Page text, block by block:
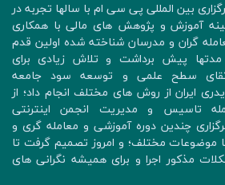
بین المللی پی سی ام با سالها تجربه در
آموزش و پژوهش های مالی با همکاری
گران و مدرسان شناخته شده اولین قدم
مدتها پیش برداشت و تلاش زیادی برای
سطح علمی و توسعه سود جامعه
ایران از روش های مختلف انجام داد؛ از
تاسیس و مدیریت انجمن اینترنتی
چندین دوره آموزشی و معامله گری و
با موضوعات مختلف؛ و امروز تصمیم گرفت تا
مذکور اجرا و برای همیشه نگرانی های